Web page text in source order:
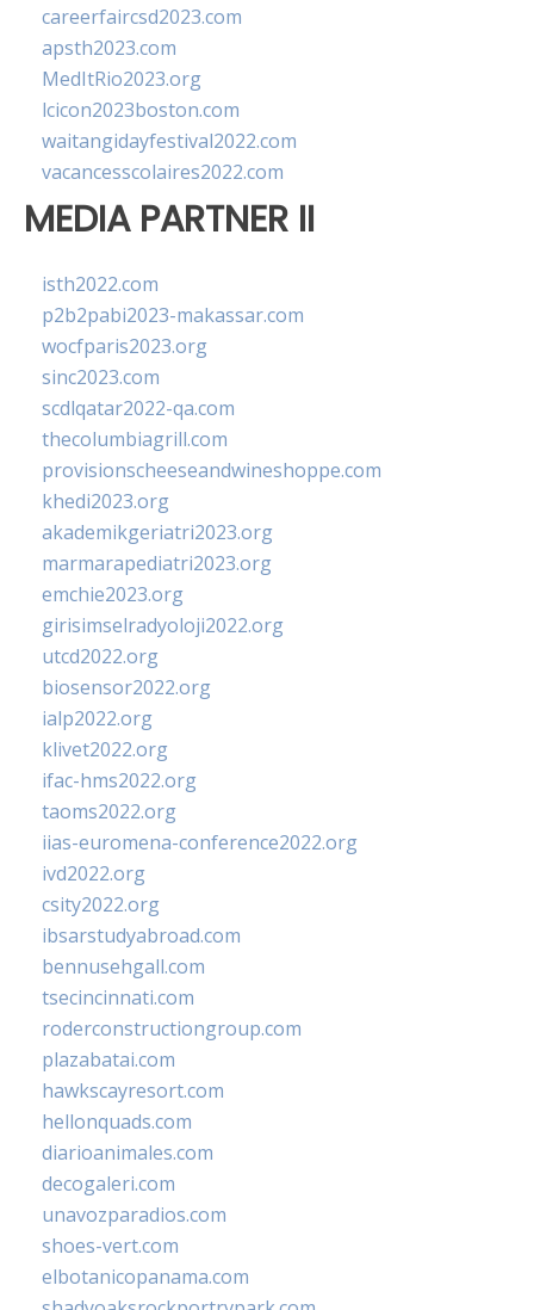
careerfaircsd2023.com
apsth2023.com
MedItRio2023.org
lcicon2023boston.com
waitangidayfestival2022.com
vacancesscolaires2022.com
MEDIA PARTNER II
isth2022.com
p2b2pabi2023-makassar.com
wocfparis2023.org
sinc2023.com
scdlqatar2022-qa.com
thecolumbiagrill.com
provisionscheeseandwineshoppe.com
khedi2023.org
akademikgeriatri2023.org
marmarapediatri2023.org
emchie2023.org
girisimselradyoloji2022.org
utcd2022.org
biosensor2022.org
ialp2022.org
klivet2022.org
ifac-hms2022.org
taoms2022.org
iias-euromena-conference2022.org
ivd2022.org
csity2022.org
ibsarstudyabroad.com
bennusehgall.com
tsecincinnati.com
roderconstructiongroup.com
plazabatai.com
hawkscayresort.com
hellonquads.com
diarioanimales.com
decogaleri.com
unavozparadios.com
shoes-vert.com
elbotanicopanama.com